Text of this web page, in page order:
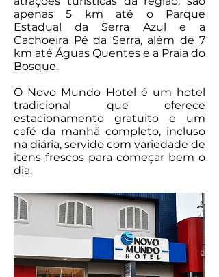
apenas 5 km até o Parque
Estadual da Serra Azul e a
Cachoeira Pé da Serra, além de 7
km até Águas Quentes e a Praia do
Bosque.
O Novo Mundo Hotel é um hotel
tradicional que oferece
estacionamento gratuito e um
café da manhã completo, incluso
na diária, servido com variedade de
itens frescos para começar bem o
dia.